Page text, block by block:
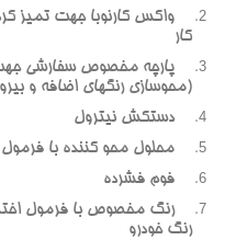
واکس کارنوبا جهت تميز
کار
(محوسازي رنگهاي اضافه و
دستکش نيترول
محلول محو کننده با
فوم فشرده
رنگ مخصوص با فرمول
رنگ خودرو